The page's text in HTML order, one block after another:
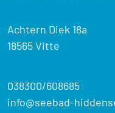
Achtern Diek 18a
18565 Vitte
038300/608685
info@seebad-